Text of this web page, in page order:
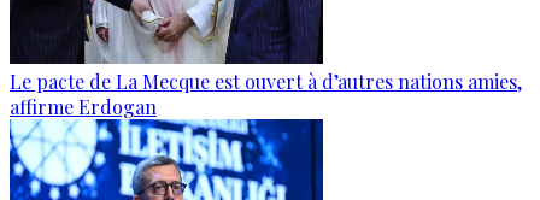
Le pacte de La Mecque est ouvert à d’autres nations amies,
affirme Erdogan